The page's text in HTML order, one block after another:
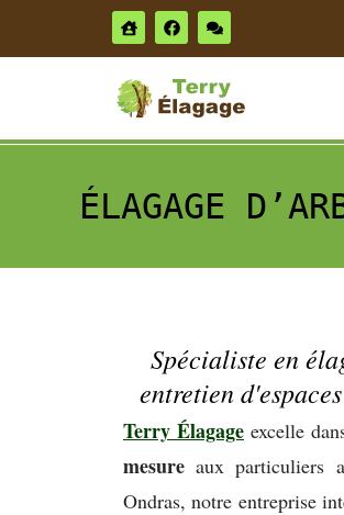
ÉLAGAGE
Spécialiste en
entretien
Terry Élagage excelle
mesure aux particuliers
Ondras, notre entreprise